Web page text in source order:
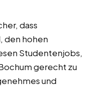
dass
den hohen
Studentenjobs,
gerecht zu
und